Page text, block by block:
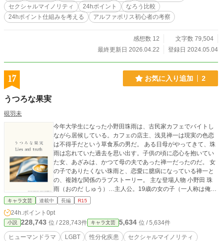
セクシャルマイノリティ
24hポイント
なろう比較
24hポイント仕組みを考える
アルファポリス初心者の考察
感想数 12
文字数 79,504
最終更新日 2026.04.22
登録日 2024.05.04
17 お気に入り追加 2
うつろな果実
硯羽未
今年大学生になった小野田珠雨は、古民家カフェでバイトし
ながら居候している。カフェの店主、浅見禅一は現実の色恋
は不得手だという草食系の男だ。 ある日母がやってきて、珠
雨は忘れていた過去を思い出す。子供の頃に恋心を抱いてい
た女、あざみは、かつて母の夫であった禅一だったのだ。 女
の子でありたくない珠雨と、恋愛に臆病になっている禅一と
の、複雑な関係のラブストーリー。 主な登場人物 小野田 珠
雨（おのだ しゅう）…主人公。19歳の女の子（一人称は俺）
大学生 浅見 禅一（あざみ ぜんいち）…31歳バツイチ男性
す。大きくは変わっていません。
キャラ文芸 連載中 長編 R15
24h.ポイント 0pt
小説 228,743 位 / 228,743件 キャラ文芸 5,634 位 / 5,634件
ヒューマンドラマ LGBT 性分化疾患
セクシャルマイノリティ